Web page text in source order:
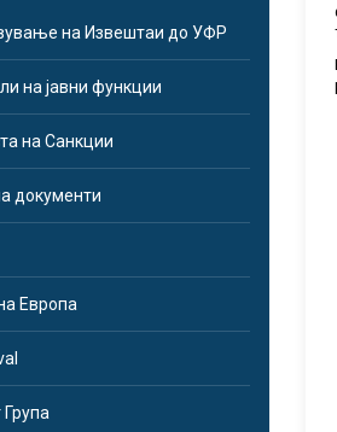
на Извештаи до УФР
на јавни функции
на Санкции
документи
Европа
Група